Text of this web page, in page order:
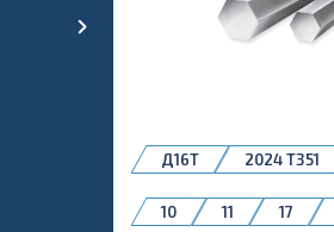
Д16Т 2024 T351
10 11 17